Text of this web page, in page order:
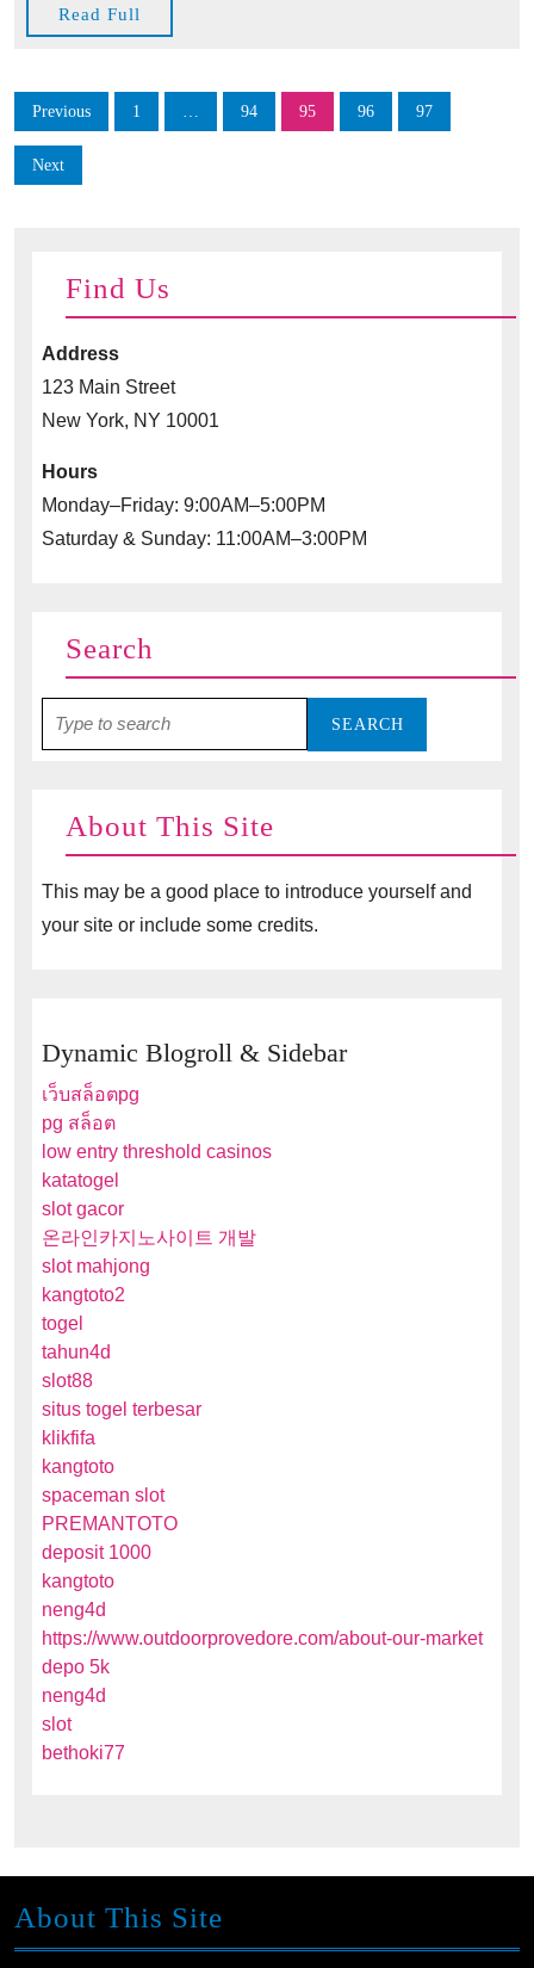
Read Full
Full
Posts
pagination
Previous 1 … 94 95 96 97
Next
Find Us
Address
123 Main Street
New York, NY 10001
Hours
Monday–Friday: 9:00AM–5:00PM
Saturday & Sunday: 11:00AM–3:00PM
Search
for:
About This Site
This may be a good place to introduce yourself and
your site or include some credits.
Dynamic Blogroll & Sidebar
เว็บสล็อตpg
pg สล็อต
low entry threshold casinos
katatogel
slot gacor
온라인카지노사이트 개발
slot mahjong
kangtoto2
togel
tahun4d
slot88
situs togel terbesar
klikfifa
kangtoto
spaceman slot
PREMANTOTO
deposit 1000
kangtoto
neng4d
https://www.outdoorprovedore.com/about-our-market
depo 5k
neng4d
slot
bethoki77
About This Site